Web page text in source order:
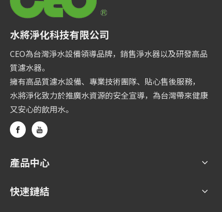
水將淨化科技有限公司
CEO為台灣淨水設備領導品牌，銷售淨水器以及研發高品
質濾水器。
擁有高品質濾水設備、專業技術團隊、貼心售後服務，
水將淨化致力於推廣水資源的安全宣導，為台灣帶來健康
又安心的飲用水。
產品中心
快速鏈結